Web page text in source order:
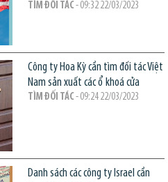
TÌM ĐỐI TÁC - 09:32 22/03/2023
Công ty Hoa Kỳ cần tìm đối tác Việt
Nam sản xuất các ổ khoá cửa
TÌM ĐỐI TÁC - 09:24 22/03/2023
Danh sách các công ty Israel cần